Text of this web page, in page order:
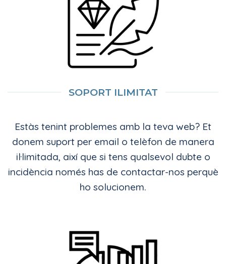
SOPORT ILIMITAT
Estàs tenint problemes amb la teva web? Et
donem suport per email o telèfon de manera
il·limitada, així que si tens qualsevol dubte o
incidència només has de contactar-nos perquè
ho solucionem.